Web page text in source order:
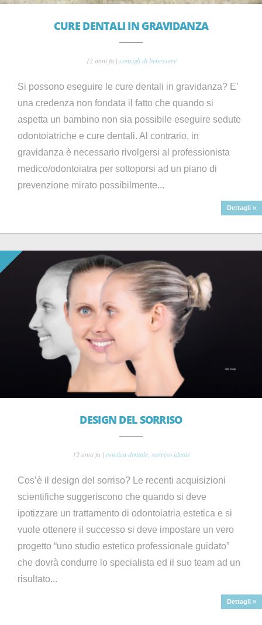
CURE DENTALI IN GRAVIDANZA
12 anni fa | consigli di benessere
Si possono eseguire le cure dentali in gravidanza? E’
una credenza non fondata il fatto che quando si
aspetta un bambino non sia possibile eseguire sedute
odontoiatriche e cure dentali. Al contrario, in
gravidanza è necessario rivolgersi al professionista
medico/odontoiatra per sottoporsi ad un piano di
prevenzione mirato possibilmente...
Dettagli »
DESIGN DEL SORRISO
12 anni fa | estetica dentale, sorriso ideale
Cos’è il design del sorriso? Le recenti acquisizioni
scientifiche suggeriscono che quando si deve
ipotizzare un trattamento di odontoiatria estetica e si
vuole ottenere il successo si deve impostare un vero
progetto “uno studio estetico professionale guidato”
che dovrà condurre lo specialista ed il suo team ad un
risultato...
Dettagli »